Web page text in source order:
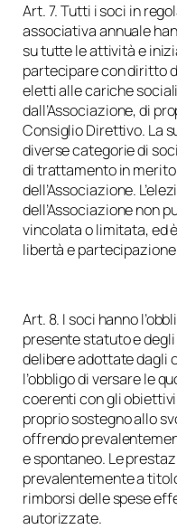
Art. 7. Tutti i soci in
associativa annuale
su tutte le attività e
partecipare con diritto
eletti alle cariche
dall’Associazione, di
Consiglio Direttivo. La
diverse categorie di
di trattamento in
dell’Associazione.
dell’Associazione non
vincolata o limitata, ed
libertà e
Art. 8. I soci hanno
presente statuto e
delibere adottate dagli
l’obbligo di versare le
coerenti con gli obiettivi
proprio sostegno allo
offrendo
e spontaneo. Le
prevalentemente a
rimborsi delle spese
autorizzate.